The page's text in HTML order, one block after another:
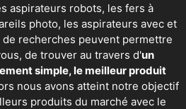
aspirateurs robots, les fers à
photo, les aspirateurs avec et
recherches peuvent permettre
de trouver au travers d'un
simple, le meilleur produit
nous avons atteint notre objectif
produits du marché avec le